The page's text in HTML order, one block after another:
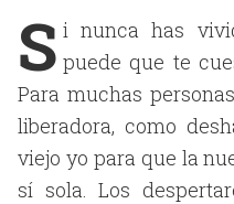
S i nunca has
puede que te
Para muchas
liberadora, como
viejo yo para que la
sí sola. Los